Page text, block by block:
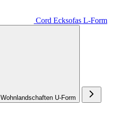
Cord Ecksofas L-Form
Wohnlandschaften U-Form